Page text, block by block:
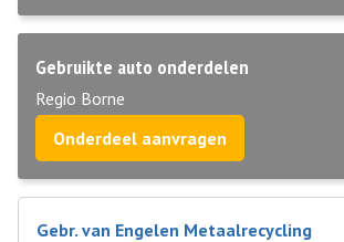
Gebruikte auto onderdelen
Regio Borne
Onderdeel aanvragen
Gebr. van Engelen Metaalrecycling